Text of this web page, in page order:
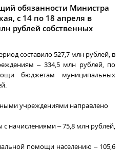
обязанности Министра
с 14 по 18 апреля в
рублей собственных
составило 527,7 млн рублей, в
– 334,5 млн рублей, по
бюджетам муниципальных
учреждениями направлено
начислениями – 75,8 млн рублей,
помощи населению – 105,6